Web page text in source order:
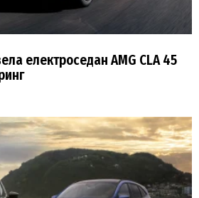
електроседан AMG CLA 45